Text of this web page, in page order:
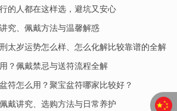
的人都在这样选，避坑又安心
究、佩戴方法与温馨解惑
太岁运势怎么样、怎么化解比较靠谱的全解
？佩戴禁忌与送符流程全解
符怎么用？聚宝盆符哪家比较好？
戴讲究、选购方法与日常养护